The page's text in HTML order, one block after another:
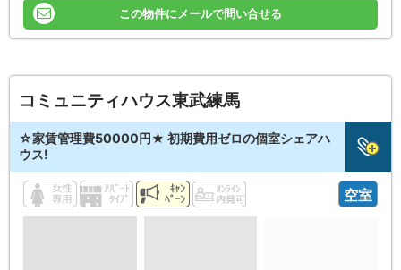
この物件にメールで問い合せる
コミュニティハウス東武練馬
☆家賃管理費50000円★ 初期費用ゼロの個室シェアハ
ウス!
空室